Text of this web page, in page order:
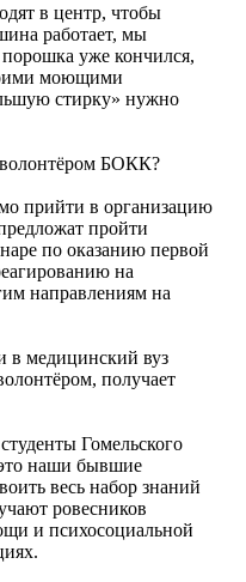
в центр, чтобы
работает, мы
уже кончился,
моющими
стирку» нужно
БОКК?
прийти в организацию
пройти
по оказанию первой
на
направлениям на
в медицинский вуз
получает
Гомельского
наши бывшие
весь набор знаний
ровесников
и психосоциальной